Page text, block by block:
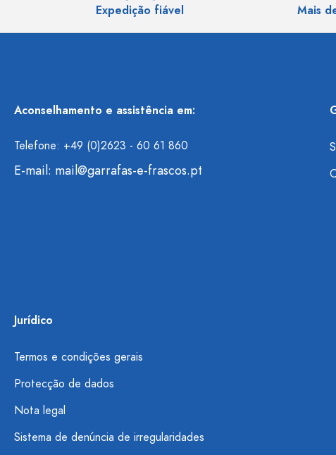
Expedição fiável Mais
Aconselhamento e assistência em:
Telefone: +49 (0)2623 - 60 61 860
E-mail: mail@garrafas-e-frascos.pt
Jurídico
Termos e condições gerais
Protecção de dados
Nota legal
Sistema de denúncia de irregularidades